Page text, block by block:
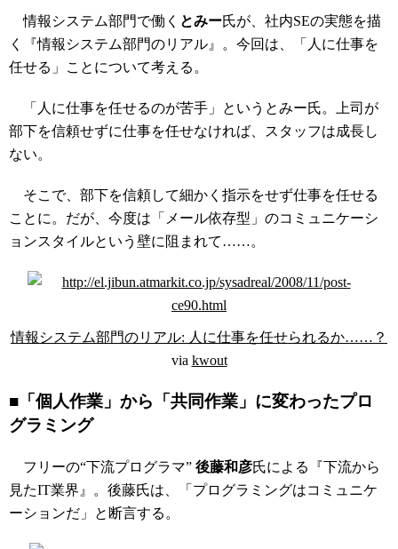
情報システム部門で働く とみー氏が、社内SEの実態を描
く『情報システム部門のリアル』。今回は、「人に仕事を
任せる」ことについて考える。
「人に仕事を任せるのが苦手」というとみー氏。上司が
部下を信頼せずに仕事を任せなければ、スタッフは成長し
ない。
そこで、部下を信頼して細かく指示をせず仕事を任せる
ことに。だが、今度は「メール依存型」のコミュニケーシ
ョンスタイルという壁に阻まれて……。
情報システム部門のリアル: 人に仕事を任せられるか……？
via kwout
■「個人作業」から「共同作業」に変わったプロ
グラミング
フリーの“下流プログラマ” 後藤和彦氏による『下流から
見たIT業界』。後藤氏は、「プログラミングはコミュニケ
ーションだ」と断言する。